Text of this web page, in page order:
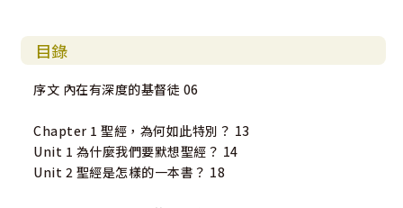
目錄
序文 內在有深度的基督徒 06
Chapter 1 聖經，為何如此特別？ 13
Unit 1 為什麼我們要默想聖經？ 14
Unit 2 聖經是怎樣的一本書？ 18